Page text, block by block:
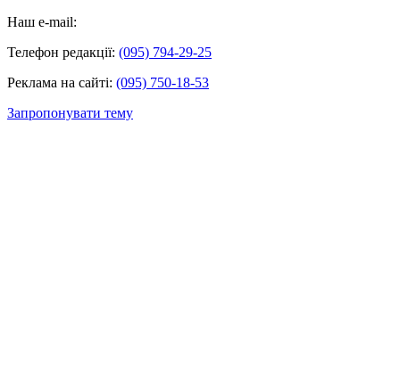
Наш e-mail:
Телефон редакції: (095) 794-29-25
Реклама на сайті: (095) 750-18-53
Запропонувати тему